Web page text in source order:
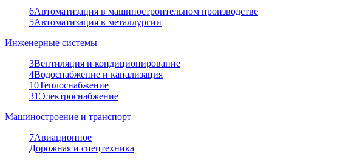
6Автоматизация в машиностроительном производстве
5Автоматизация в металлургии
Инженерные системы
3Вентиляция и кондиционирование
4Водоснабжение и канализация
10Теплоснабжение
31Электроснабжение
Машиностроение и транспорт
7Авиационное
Дорожная и спецтехника